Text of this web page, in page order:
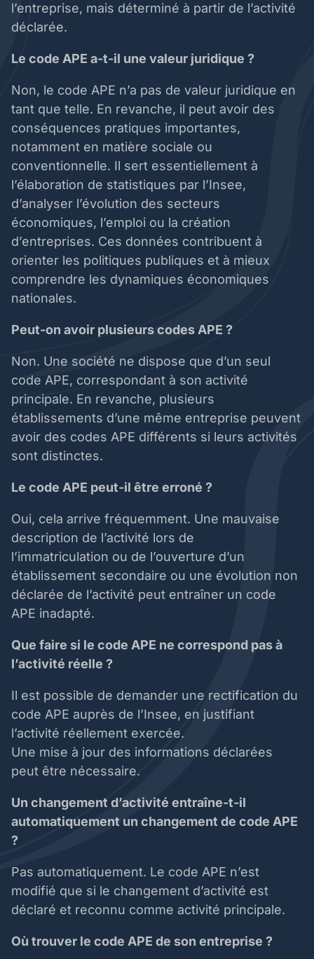
l’entreprise, mais déterminé à partir de l’activité
déclarée.
Le code APE a-t-il une valeur juridique ?
Non, le code APE n’a pas de valeur juridique en
tant que telle. En revanche, il peut avoir des
conséquences pratiques importantes,
notamment en matière sociale ou
conventionnelle. Il sert essentiellement à
l’élaboration de statistiques par l’Insee,
d’analyser l’évolution des secteurs
économiques, l’emploi ou la création
d’entreprises. Ces données contribuent à
orienter les politiques publiques et à mieux
comprendre les dynamiques économiques
nationales.
Peut-on avoir plusieurs codes APE ?
Non. Une société ne dispose que d’un seul
code APE, correspondant à son activité
principale. En revanche, plusieurs
établissements d’une même entreprise peuvent
avoir des codes APE différents si leurs activités
sont distinctes.
Le code APE peut-il être erroné ?
Oui, cela arrive fréquemment. Une mauvaise
description de l’activité lors de
l’immatriculation ou de l’ouverture d’un
établissement secondaire ou une évolution non
déclarée de l’activité peut entraîner un code
APE inadapté.
Que faire si le code APE ne correspond pas à
l’activité réelle ?
Il est possible de demander une rectification du
code APE auprès de l’Insee, en justifiant
l’activité réellement exercée.
Une mise à jour des informations déclarées
peut être nécessaire.
Un changement d’activité entraîne-t-il
automatiquement un changement de code APE
?
Pas automatiquement. Le code APE n’est
modifié que si le changement d’activité est
déclaré et reconnu comme activité principale.
Où trouver le code APE de son entreprise ?